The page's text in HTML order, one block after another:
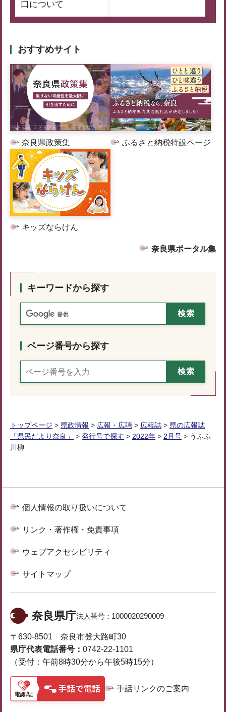
口について
おすすめサイト
奈良県政策集 ふるさと納税特設ページ
キッズならけん
奈良県ポータル集
キーワードから探す
ページ番号から探す
トップページ > 県政情報 > 広報・広聴 > 広報誌 > 県の広報誌
「県民だより奈良」
> 発行号で探す > 2022年 > 2月号 > うふふ
川柳
個人情報の取り扱いについて
リンク・著作権・免責事項
ウェブアクセシビリティ
サイトマップ
奈良県庁法人番号： 1000020290009
〒630-8501 奈良市登大路町30
県庁代表電話番号： 0742-22-1101
（受付：午前8時30分から午後5時15分）
手話リンクのご案内